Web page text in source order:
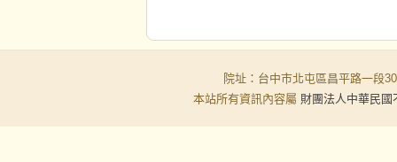
院址：台中市北屯區昌平路一
本站所有資訊內容屬 財團法人中華民國